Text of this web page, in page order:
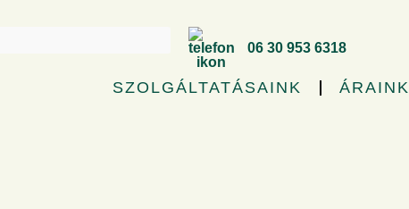
06 30 953 6318
SZOLGÁLTATÁSAINK ÁRAINK